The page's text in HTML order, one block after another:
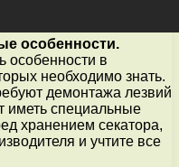
особенности.
особенности в
необходимо знать.
демонтажа лезвий
иметь специальные
хранением секатора,
и учтите все